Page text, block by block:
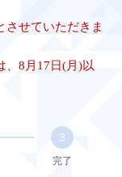
させていただきま
、8月17日(月)以
3
完了